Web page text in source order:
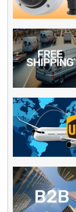
Basis functionaliteit
Resolutie
Axis Series
Power over
Maximale
Videocompressie
Publicatiedatum